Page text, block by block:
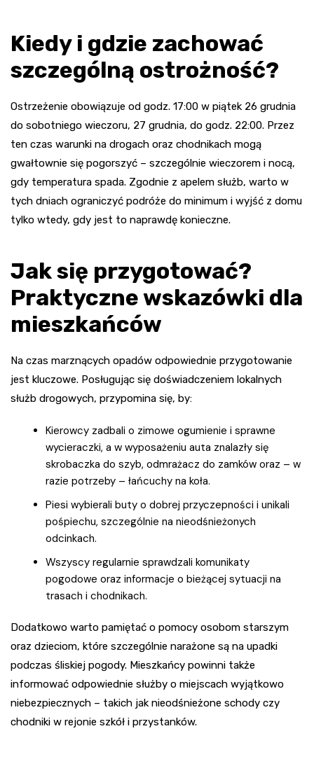
Kiedy i gdzie zachować
szczególną ostrożność?
Ostrzeżenie obowiązuje od godz. 17:00 w piątek 26 grudnia
do sobotniego wieczoru, 27 grudnia, do godz. 22:00. Przez
ten czas warunki na drogach oraz chodnikach mogą
gwałtownie się pogorszyć – szczególnie wieczorem i nocą,
gdy temperatura spada. Zgodnie z apelem służb, warto w
tych dniach ograniczyć podróże do minimum i wyjść z domu
tylko wtedy, gdy jest to naprawdę konieczne.
Jak się przygotować?
Praktyczne wskazówki dla
mieszkańców
Na czas marznących opadów odpowiednie przygotowanie
jest kluczowe. Posługując się doświadczeniem lokalnych
służb drogowych, przypomina się, by:
Kierowcy zadbali o zimowe ogumienie i sprawne
wycieraczki, a w wyposażeniu auta znalazły się
skrobaczka do szyb, odmrażacz do zamków oraz – w
razie potrzeby – łańcuchy na koła.
Piesi wybierali buty o dobrej przyczepności i unikali
pośpiechu, szczególnie na nieodśnieżonych
odcinkach.
Wszyscy regularnie sprawdzali komunikaty
pogodowe oraz informacje o bieżącej sytuacji na
trasach i chodnikach.
Dodatkowo warto pamiętać o pomocy osobom starszym
oraz dzieciom, które szczególnie narażone są na upadki
podczas śliskiej pogody. Mieszkańcy powinni także
informować odpowiednie służby o miejscach wyjątkowo
niebezpiecznych – takich jak nieodśnieżone schody czy
chodniki w rejonie szkół i przystanków.